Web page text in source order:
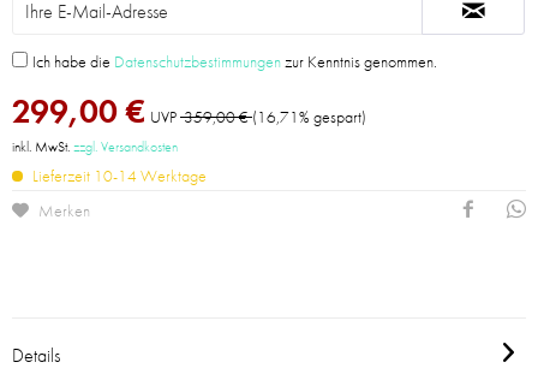
Ich habe die Datenschutzbestimmungenzur Kenntnis genommen.
299,00 € UVP359,00 €(16,71% gespart)
inkl. MwSt.zzgl. Versandkosten
Lieferzeit 10-14 Werktage
Merken
Details